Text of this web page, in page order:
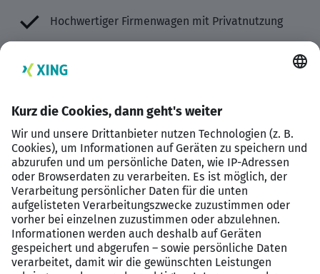
Hochwertiger Firmenwagen mit Privatnutzung
Urlaubs-/Weihnachtsgeld
Homeoffice-Option
Flexible Arbeitszeiten
Sichergestellte Kinderbetreuung
Viele weitere Zusatzleistungen sowie
Mitarbeiterrabatte